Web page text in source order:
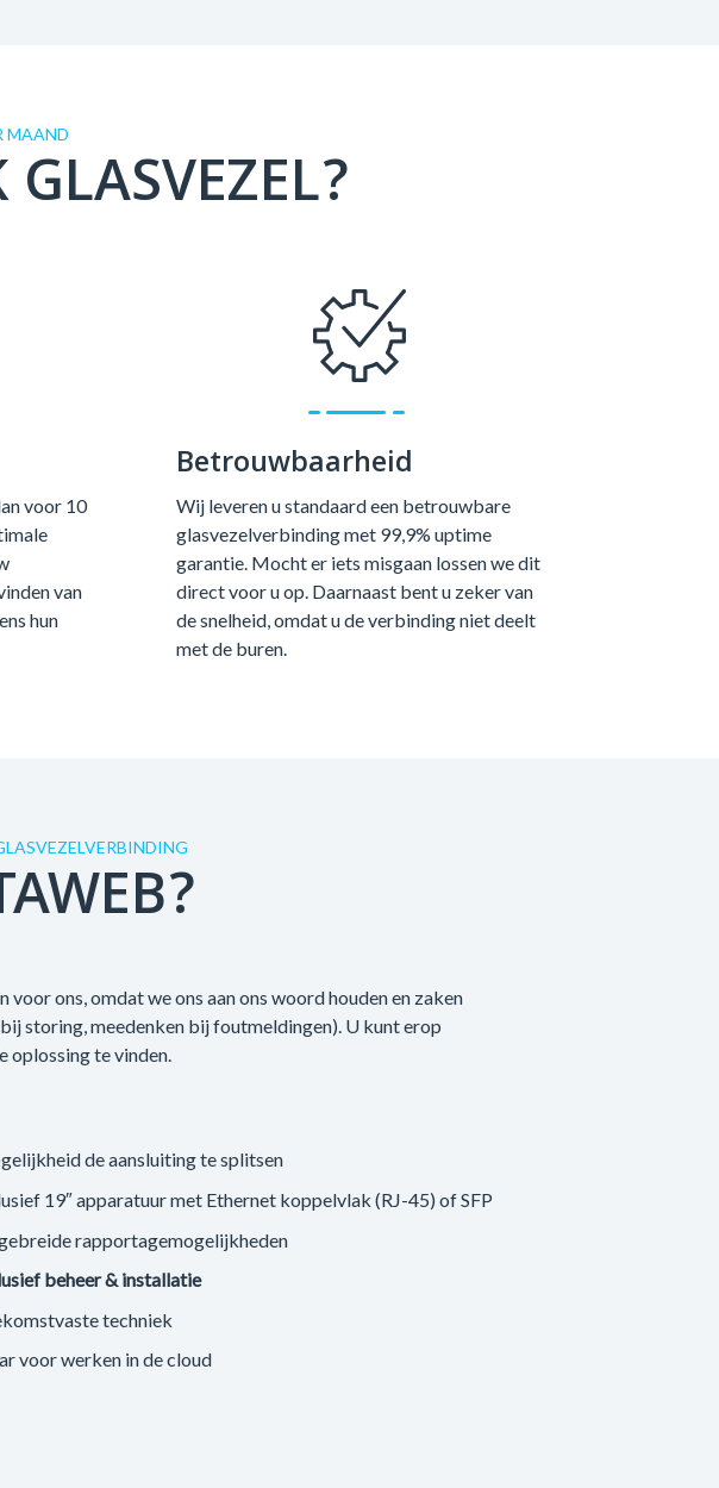
MAAND
voor 10
van
hun
Betrouwbaarheid
Wij leveren u standaard een betrouwbare
glasvezelverbinding met 99,9% uptime
garantie. Mocht er iets misgaan lossen we dit
direct voor u op. Daarnaast bent u zeker van
de snelheid, omdat u de verbinding niet deelt
met de buren.
ons, omdat we ons aan ons woord houden en zaken
storing, meedenken bij foutmeldingen). U kunt erop
oplossing te vinden.
de aansluiting te splitsen
19″ apparatuur met Ethernet koppelvlak (RJ-45) of SFP
rapportagemogelijkheden
beheer & installatie
techniek
voor werken in de cloud